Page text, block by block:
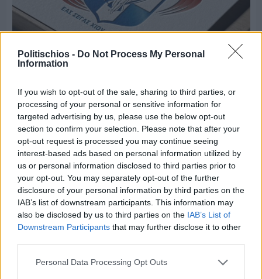
Politischios - Do Not Process My Personal
Information
If you wish to opt-out of the sale, sharing to third parties, or
processing of your personal or sensitive information for
targeted advertising by us, please use the below opt-out
section to confirm your selection. Please note that after your
opt-out request is processed you may continue seeing
interest-based ads based on personal information utilized by
us or personal information disclosed to third parties prior to
your opt-out. You may separately opt-out of the further
disclosure of your personal information by third parties on the
IAB’s list of downstream participants. This information may
also be disclosed by us to third parties on the IAB’s List of
Downstream Participants that may further disclose it to other
Personal Data Processing Opt Outs
Πριν 6 ημέρες
Τρίτος στη σφαιροβολία στη διεθνή συνάντηση
Ελλάδας–Κύπρου Κ18 ο Δημήτρης Τέλλιος